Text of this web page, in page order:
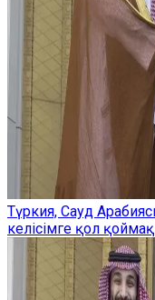
Түркия, Сауд
келісімге қол қоймақ